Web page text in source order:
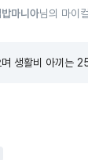
마니아님의 마이
생활비 아끼는